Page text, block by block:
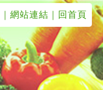
網站連結 ｜回首頁